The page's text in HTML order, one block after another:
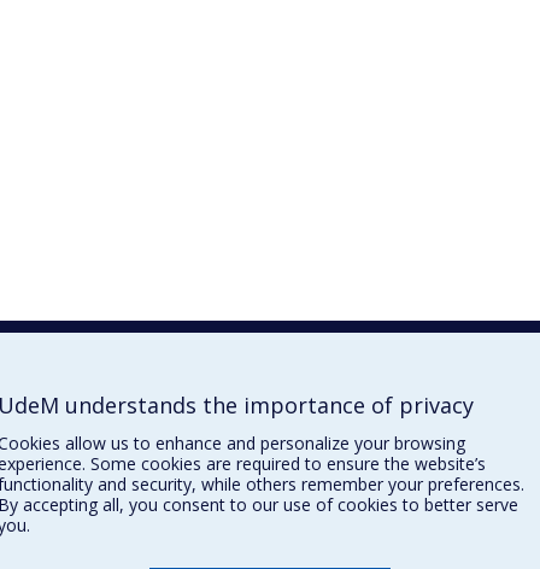
understands the importance of privacy
allow us to enhance and personalize your browsing
Some cookies are required to ensure the website’s
and security, while others remember your preferences.
accepting all, you consent to our use of cookies to better serve